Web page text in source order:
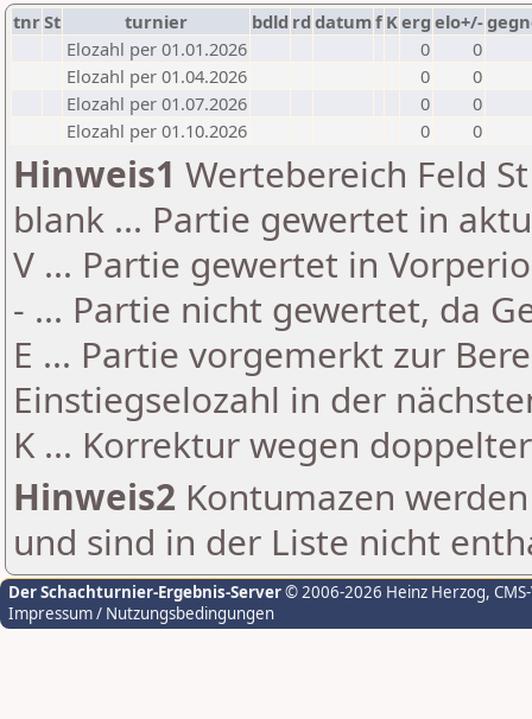
tnrSt turnier bdld rd datumf Kerg elo+/-
Elozahl per 01.01.2026
0
0
Elozahl per 01.04.2026
0
0
Elozahl per 01.07.2026
0
0
Elozahl per 01.10.2026
0 0
Hinweis1 Wertebereich Feld
blank ... Partie gewertet in
V ... Partie gewertet in
- ... Partie nicht gewertet, da
E ... Partie vorgemerkt zur
Einstiegselozahl in der
K ... Korrektur wegen
Hinweis2 Kontumazen
und sind in der Liste nicht
Der Schachturnier-Ergebnis-Server© 2006-2026 Heinz Herzog,
Impressum / Nutzungsbedingungen